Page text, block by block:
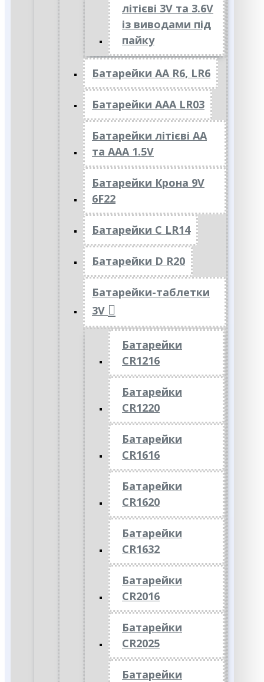
літієві 3V та 3.6V
із виводами під
пайку
Батарейки АА R6, LR6
Батарейки АAА LR03
Батарейки літієві АА
та ААА 1.5V
Батарейки Крона 9V
6F22
Батарейки C LR14
Батарейки D R20
Батарейки-таблетки
3V
Батарейки
CR1216
Батарейки
CR1220
Батарейки
CR1616
Батарейки
CR1620
Батарейки
CR1632
Батарейки
CR2016
Батарейки
CR2025
Батарейки